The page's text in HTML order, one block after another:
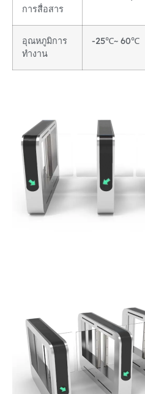
การสื่อสาร
อุณหภูมิการ
ทำงาน
-25℃~ 60℃